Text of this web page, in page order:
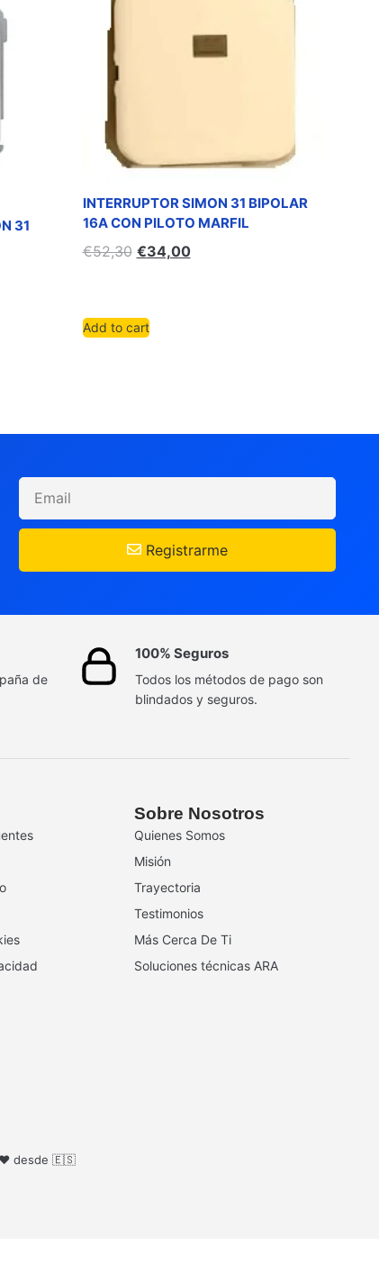
31
INTERRUPTOR SIMON 31 BIPOLAR
16A CON PILOTO MARFIL
€52,30 €34,00
Add to cart
Registrarme
de
100% Seguros
Todos los métodos de pago son
blindados y seguros.
Sobre Nosotros
Quienes Somos
Misión
Trayectoria
Testimonios
Más Cerca De Ti
Soluciones técnicas ARA
❤️ desde 🇪🇸